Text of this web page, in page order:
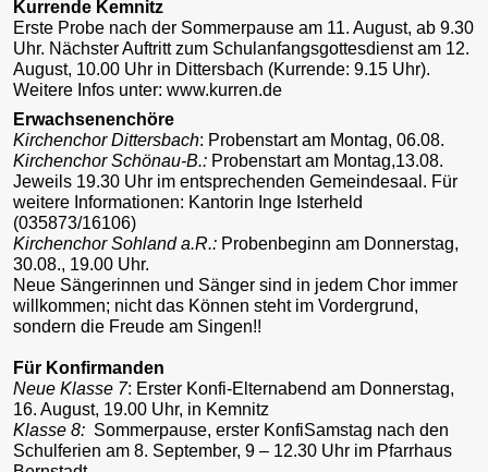
Kurrende Kemnitz
Erste Probe nach der Sommerpause am 11. August, ab 9.30
Uhr. Nächster Auftritt zum Schulanfangsgottesdienst am 12.
August, 10.00 Uhr in Dittersbach (Kurrende: 9.15 Uhr).
Weitere Infos unter: www.kurren.de
Erwachsenenchöre
Kirchenchor Dittersbach: Probenstart am Montag, 06.08.
Kirchenchor Schönau-B.: Probenstart am Montag,13.08.
Jeweils 19.30 Uhr im entsprechenden Gemeindesaal. Für
weitere Informationen: Kantorin Inge Isterheld
(035873/16106)
Kirchenchor Sohland a.R.: Probenbeginn am Donnerstag,
30.08., 19.00 Uhr.
Neue Sängerinnen und Sänger sind in jedem Chor immer
willkommen; nicht das Können steht im Vordergrund,
sondern die Freude am Singen!!
Für Konfirmanden
Neue Klasse 7: Erster Konfi-Elternabend am Donnerstag,
16. August, 19.00 Uhr, in Kemnitz
Klasse 8: Sommerpause, erster KonfiSamstag nach den
Schulferien am 8. September, 9 – 12.30 Uhr im Pfarrhaus